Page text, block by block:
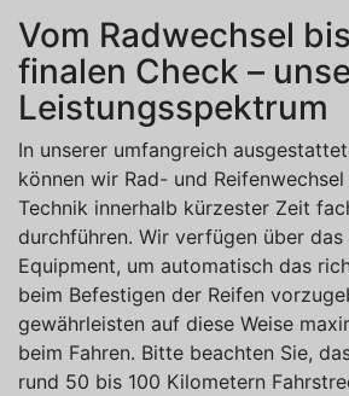
Vom Radwechsel
finalen Check –
Leistungsspektrum
In unserer umfangreich
können wir Rad- und
Technik innerhalb kürzester Zeit
durchführen. Wir verfügen über
Equipment, um automatisch das
beim Befestigen der Reifen
gewährleisten auf diese Weise
beim Fahren. Bitte beachten Sie,
rund 50 bis 100 Kilometern